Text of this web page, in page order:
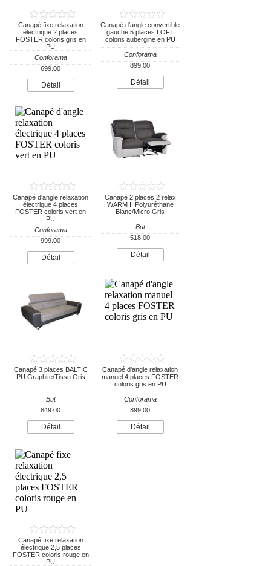
Canapé fixe relaxation
électrique 2 places
FOSTER coloris gris en
PU
Conforama
699.00
Détail
Canapé d'angle convertible
gauche 5 places LOFT
coloris aubergine en PU
Conforama
899.00
Détail
Canapé d'angle relaxation
électrique 4 places
FOSTER coloris vert en
PU
Conforama
999.00
Détail
Canapé 2 places 2 relax
WARM II Polyuréthane
Blanc/Micro.Gris
But
518.00
Détail
Canapé 3 places BALTIC
PU Graphite/Tissu Gris
But
849.00
Détail
Canapé d'angle relaxation
manuel 4 places FOSTER
coloris gris en PU
Conforama
899.00
Détail
Canapé fixe relaxation
électrique 2,5 places
FOSTER coloris rouge en
PU